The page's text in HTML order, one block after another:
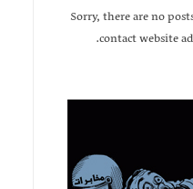
Sorry, there are no
contact website